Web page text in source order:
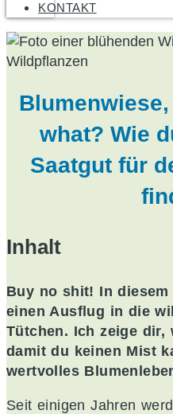
KONTAKT
what? Wie
Saatgut für
Inhalt
Buy no shit! In
einen Ausflug in die
Tütchen. Ich zeige dir,
damit du keinen Mist
wertvolles
Seit einigen Jahren